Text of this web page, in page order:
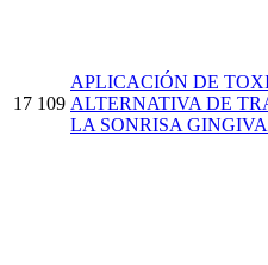
17 109
APLICACIÓN DE
ALTERNATIVA DE
LA SONRISA